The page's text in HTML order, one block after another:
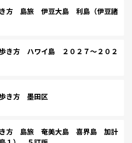
方 島旅 伊豆大島 利島（伊豆諸
き方 ハワイ島 ２０２７～２０２
き方 墨田区
方 島旅 奄美大島 喜界島 加計